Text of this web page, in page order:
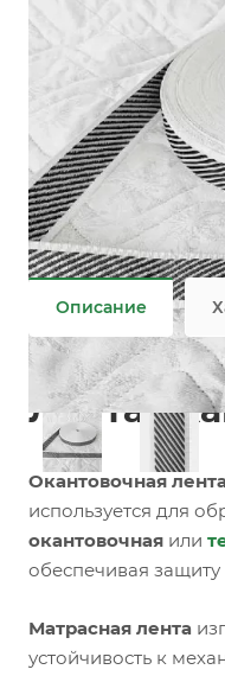
Лента окантовочная
производства,
Подробности
Возможны
Не является публичной
Описание
Лента
Окантовочная
используется для
окантовочная или
обеспечивая
Матрасная лента
устойчивость к